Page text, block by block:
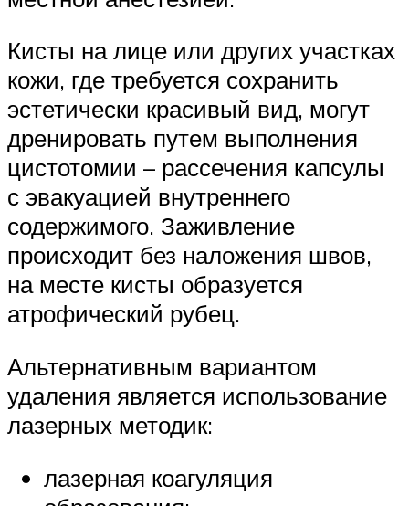
Кисты на лице или других участках
кожи, где требуется сохранить
эстетически красивый вид, могут
дренировать путем выполнения
цистотомии – рассечения капсулы
с эвакуацией внутреннего
содержимого. Заживление
происходит без наложения швов,
на месте кисты образуется
атрофический рубец.
Альтернативным вариантом
удаления является использование
лазерных методик:
лазерная коагуляция